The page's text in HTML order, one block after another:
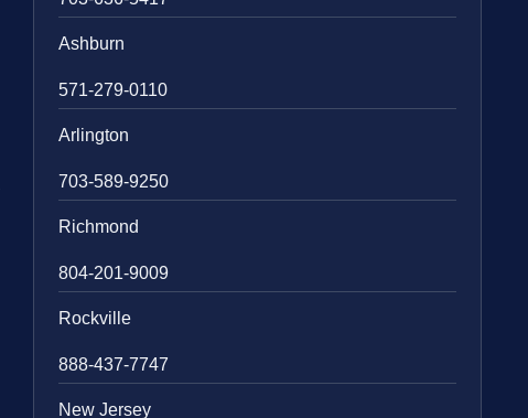
Ashburn
571-279-0110
Arlington
703-589-9250
Richmond
804-201-9009
Rockville
888-437-7747
New Jersey